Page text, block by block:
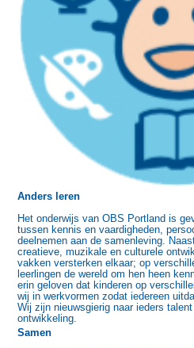
Anders leren
Het onderwijs van OBS Portland is
tussen kennis en vaardigheden,
deelnemen aan de samenleving.
creatieve, muzikale en culturele
vakken versterken elkaar; op
leerlingen de wereld om hen heen
erin geloven dat kinderen op
wij in werkvormen zodat iedereen
Wij zijn nieuwsgierig naar ieders
ontwikkeling.
Samen